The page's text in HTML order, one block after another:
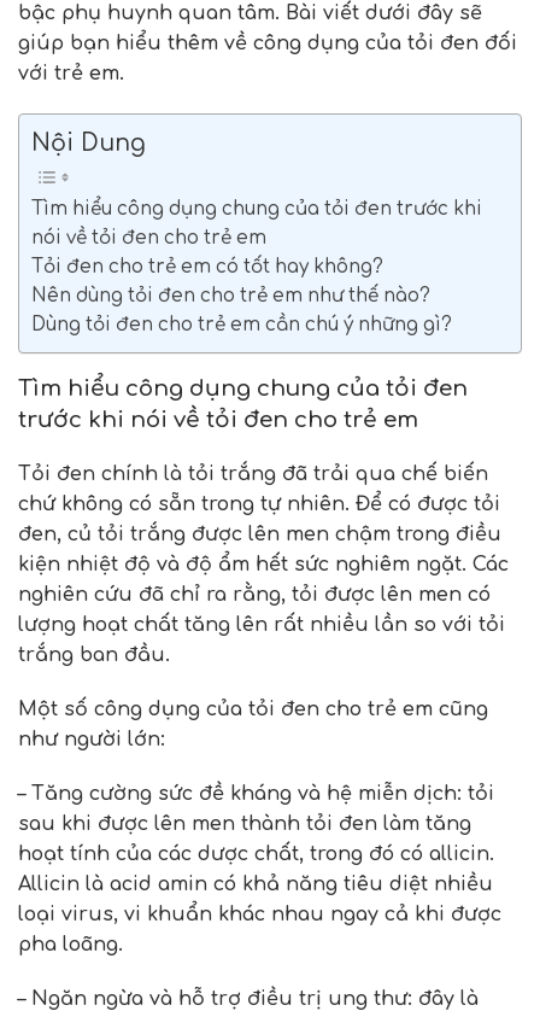
bậc phụ huynh quan tâm. Bài viết dưới đây sẽ
giúp bạn hiểu thêm về công dụng của tỏi đen đối
với trẻ em.
Nội Dung
Tìm hiểu công dụng chung của tỏi đen trước khi
nói về tỏi đen cho trẻ em
Tỏi đen cho trẻ em có tốt hay không?
Nên dùng tỏi đen cho trẻ em như thế nào?
Dùng tỏi đen cho trẻ em cần chú ý những gì?
Tìm hiểu công dụng chung của tỏi đen
trước khi nói về tỏi đen cho trẻ em
Tỏi đen chính là tỏi trắng đã trải qua chế biến
chứ không có sẵn trong tự nhiên. Để có được tỏi
đen, củ tỏi trắng được lên men chậm trong điều
kiện nhiệt độ và độ ẩm hết sức nghiêm ngặt. Các
nghiên cứu đã chỉ ra rằng, tỏi được lên men có
lượng hoạt chất tăng lên rất nhiều lần so với tỏi
trắng ban đầu.
Một số công dụng của tỏi đen cho trẻ em cũng
như người lớn:
– Tăng cường sức đề kháng và hệ miễn dịch: tỏi
sau khi được lên men thành tỏi đen làm tăng
hoạt tính của các dược chất, trong đó có allicin.
Allicin là acid amin có khả năng tiêu diệt nhiều
loại virus, vi khuẩn khác nhau ngay cả khi được
pha loãng.
– Ngăn ngừa và hỗ trợ điều trị ung thư: đây là